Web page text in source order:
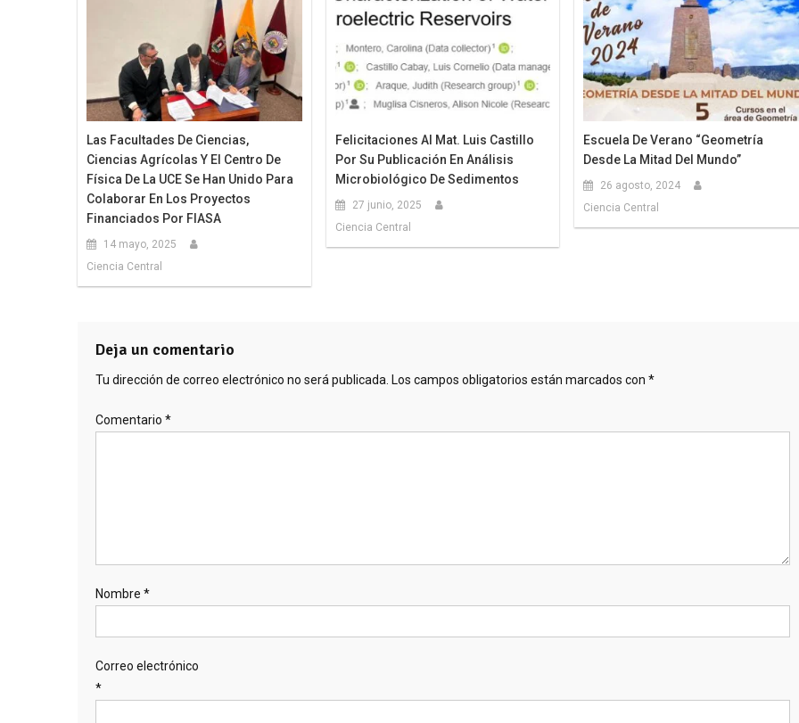
Las Facultades De Ciencias,
Ciencias Agrícolas Y El Centro De
Física De La UCE Se Han Unido Para
Colaborar En Los Proyectos
Financiados Por FIASA
14 mayo, 2025
Ciencia Central
Felicitaciones Al Mat. Luis Castillo
Por Su Publicación En Análisis
Microbiológico De Sedimentos
27 junio, 2025
Ciencia Central
Escuela De Verano “Geometría
Desde La Mitad Del Mundo”
26 agosto, 2024
Ciencia Central
Deja un comentario
Tu dirección de correo electrónico no será publicada. Los campos obligatorios están marcados con *
Comentario *
Nombre *
Correo electrónico
*